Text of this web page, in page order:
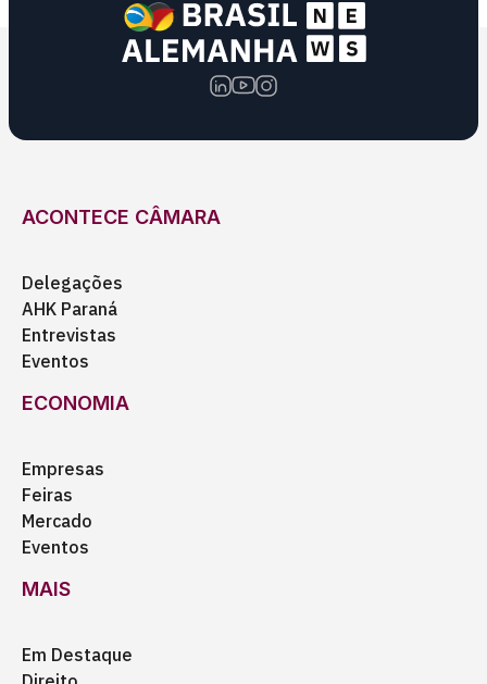
ACONTECE CÂMARA
Delegações
AHK Paraná
Entrevistas
Eventos
ECONOMIA
Empresas
Feiras
Mercado
Eventos
MAIS
Em Destaque